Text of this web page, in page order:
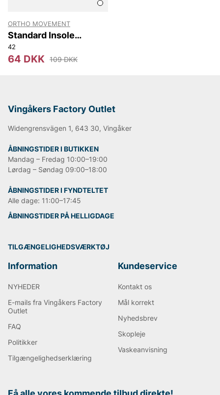
ORTHO MOVEMENT
Standard Insole
Summer
42
64 DKK 109 DKK
Vingåkers Factory Outlet
Widengrensvägen 1, 643 30, Vingåker
ÅBNINGSTIDER I BUTIKKEN
Mandag – Fredag 10:00–19:00
Lørdag – Søndag 09:00–18:00
ÅBNINGSTIDER I FYNDTELTET
Alle dage: 11:00–17:45
ÅBNINGSTIDER PÅ HELLIGDAGE
TILGÆNGELIGHEDSVÆRKTØJ
Information
NYHEDER
E-mails fra Vingåkers Factory
Outlet
FAQ
Politikker
Tilgængelighedserklæring
Kundeservice
Kontakt os
Mål korrekt
Nyhedsbrev
Skopleje
Vaskeanvisning